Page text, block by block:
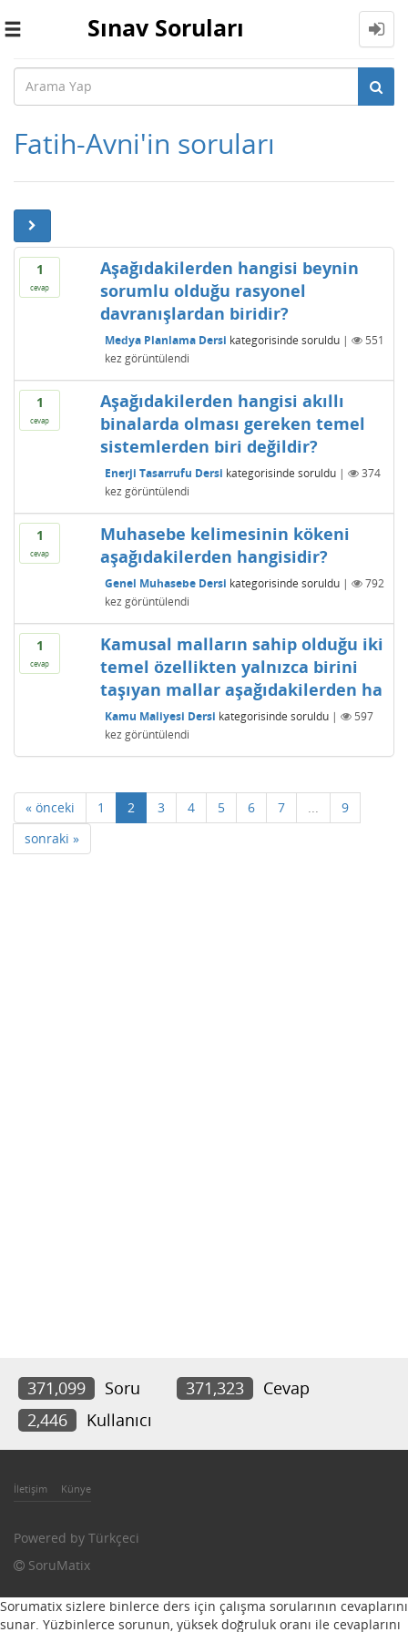
Toggle
Sınav Soruları
Fatih-Avni'in soruları
1
cevap
Aşağıdakilerden hangisi beynin
sorumlu olduğu rasyonel
davranışlardan biridir?
Medya Planlama Dersi kategorisinde soruldu |
551
kez görüntülendi
1
cevap
Aşağıdakilerden hangisi akıllı
binalarda olması gereken temel
sistemlerden biri değildir?
Enerji Tasarrufu Dersi kategorisinde soruldu |
374
kez görüntülendi
1
cevap
Muhasebe kelimesinin kökeni
aşağıdakilerden hangisidir?
Genel Muhasebe Dersi kategorisinde soruldu |
792
kez görüntülendi
1
cevap
Kamusal malların sahip olduğu iki
temel özellikten yalnızca birini
taşıyan mallar aşağıdakilerden ha
Kamu Maliyesi Dersi kategorisinde soruldu |
597
kez görüntülendi
« önceki 1 2 3 4 5 6 7 ...
9
sonraki »
371,099 Soru 371,323
Cevap
2,446
Kullanıcı
İletişim Künye
Powered by Türkçeci
SoruMatix
Sorumatix sizlere binlerce ders için çalışma sorularının cevaplarını
sunar. Yüzbinlerce sorunun, yüksek doğruluk oranı ile cevaplarını